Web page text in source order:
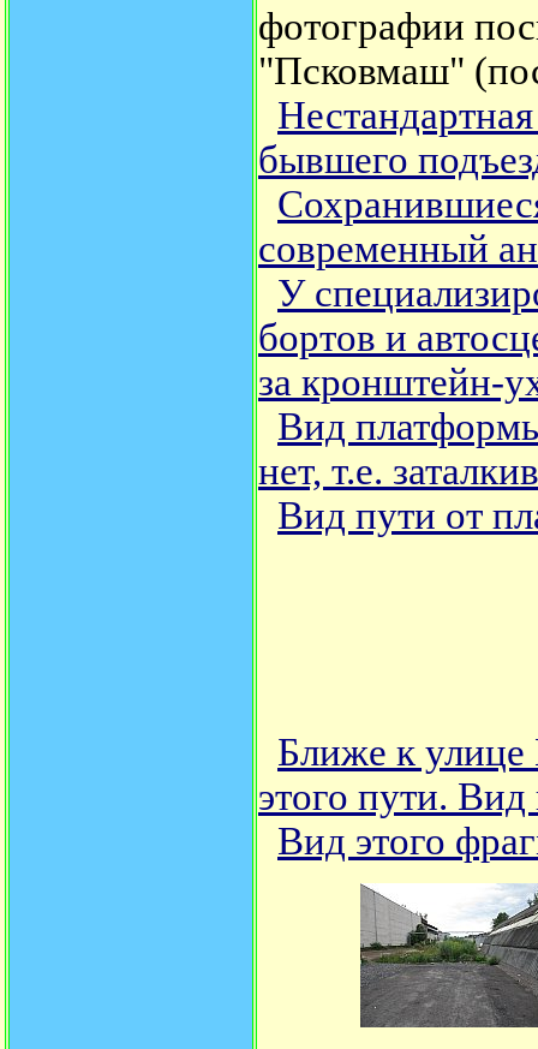
фотографии
"Псковмаш"
бывшего
современный
У
бортов и
за кронштейн-
Вид
нет, т.е.
Вид пути от
Ближе к улице
этого пути. Вид
Вид этого